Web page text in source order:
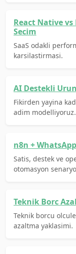
React Native
Secim
SaaS odakli
karsilastirmasi.
AI Destekli
Fikirden yayina
adim modelliyoruz.
n8n +
Satis, destek ve
otomasyon
Teknik Borc
Teknik borcu
azaltma yaklasimi.